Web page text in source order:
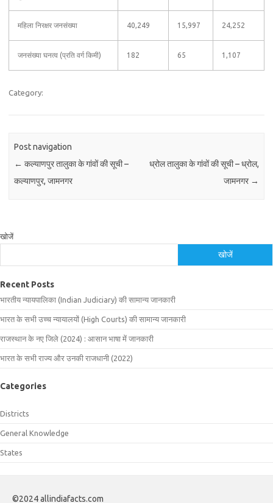
महिला निरक्षर जनसंख्या 40,249 15,997 24,252
जनसंख्या घनत्व (प्रति वर्ग किमी) 182 65 1,107
Category:
Post navigation
← कल्याणपुर तालुका के गांवों की सूची –
कल्याणपुर, जामनगर
ध्रोल तालुका के गांवों की सूची – ध्रोल,
जामनगर →
खोजें
खोजें
Recent Posts
भारतीय न्यायपालिका (Indian Judiciary) की सामान्य जानकारी
भारत के सभी उच्च न्यायालयों (High Courts) की सामान्य जानकारी
राजस्थान के नए जिले (2024) : आसान भाषा में जानकारी
भारत के सभी राज्य और उनकी राजधानी (2022)
Categories
Districts
General Knowledge
States
©2024 allindiafacts.com